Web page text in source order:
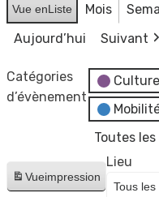
Vue enListe Mois
Aujourd’hui
Suivant
Catégories
d’évènement
Culture
Toutes
Vueimpression
Lieu